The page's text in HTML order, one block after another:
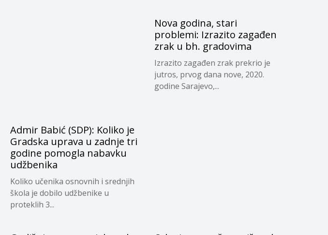
Admir Babić (SDP): Koliko je
Gradska uprava u zadnje tri
godine pomogla nabavku
udžbenika
Koliko učenika osnovnih i srednjih
škola je dobilo udžbenike u
proteklih 3...
Nova godina, stari
problemi: Izrazito zagađen
zrak u bh. gradovima
Izrazito zagađen zrak prekrio je
jutros, prvog dana nove, 2020.
godine Sarajevo,...